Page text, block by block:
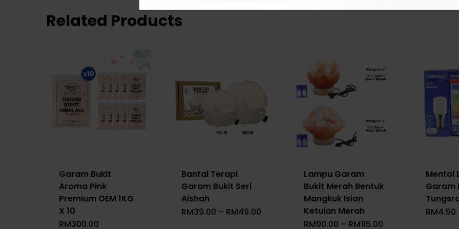
Related Products
Garam Bukit
Aroma Pink
Premium OEM 1KG
X 10
RM300.00
Bantal Terapi
Garam Bukit Seri
Aishah
RM39.00 – RM49.00Price
Lampu Garam
Bukit Merah Bentuk
Mangkuk Isian
Ketulan Merah
RM90.00 – RM115.00Price
Mentol
Garam
RM4.50